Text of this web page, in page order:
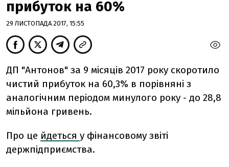
прибуток на 60%
29 ЛИСТОПАДА 2017, 15:55
ДП "Антонов" за 9 місяців 2017 року скоротило
чистий прибуток на 60,3% в порівняні з
аналогічним періодом минулого року - до 28,8
мільйона гривень.
Про це йдеться у фінансовому звіті
держпідприємства.